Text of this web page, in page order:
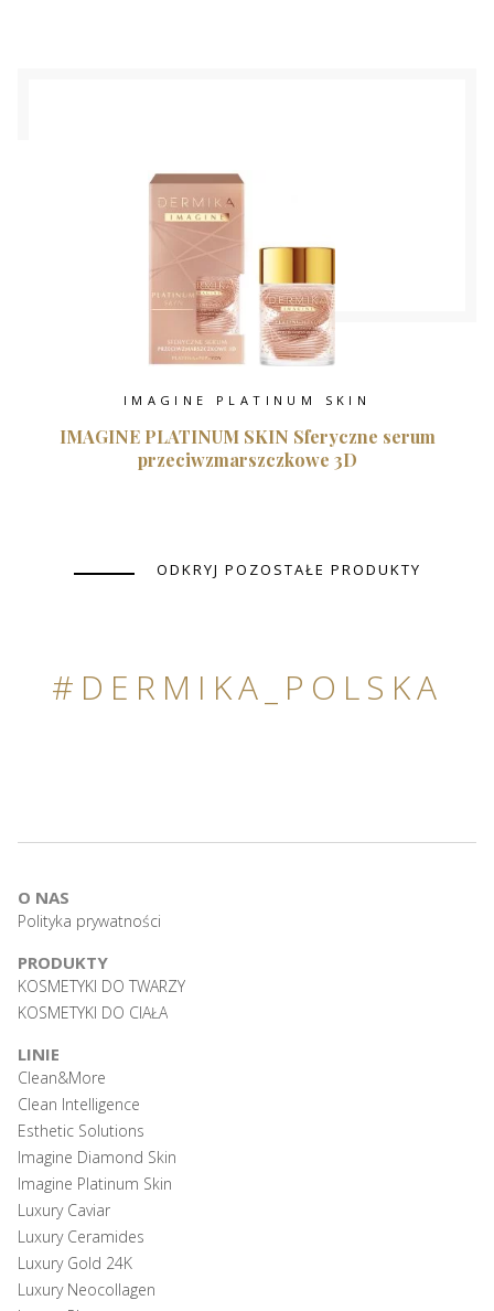
IMAGINE PLATINUM SKIN
IMAGINE PLATINUM SKIN Sferyczne serum
przeciwzmarszczkowe 3D
ODKRYJ POZOSTAŁE PRODUKTY
#DERMIKA_POLSKA
O NAS
Polityka prywatności
PRODUKTY
KOSMETYKI DO TWARZY
KOSMETYKI DO CIAŁA
LINIE
Clean&More
Clean Intelligence
Esthetic Solutions
Imagine Diamond Skin
Imagine Platinum Skin
Luxury Caviar
Luxury Ceramides
Luxury Gold 24K
Luxury Neocollagen